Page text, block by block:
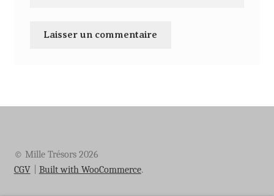
© Mille Trésors 2026
CGV
Built with WooCommerce.